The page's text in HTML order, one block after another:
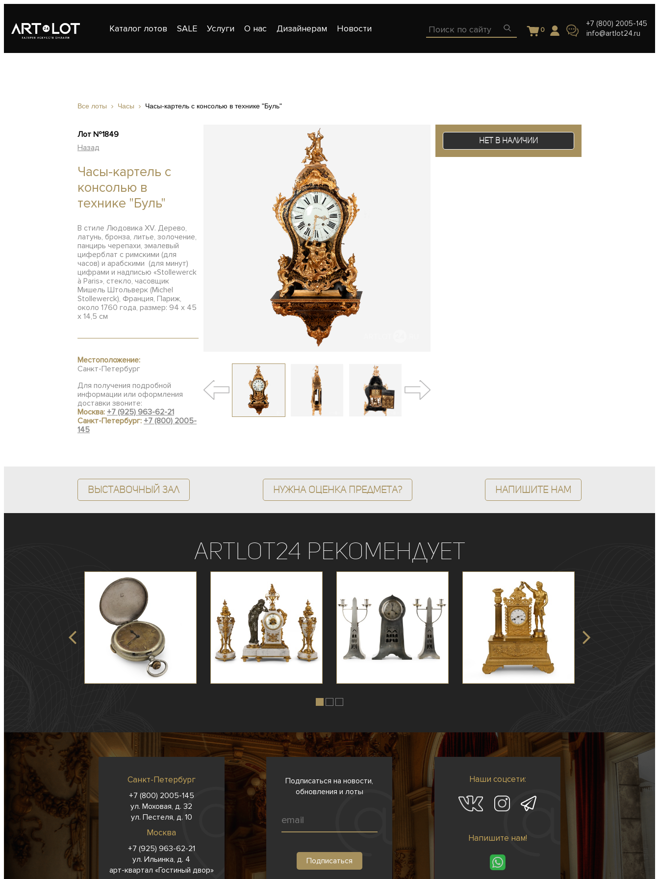
Каталог лотов SALE Услуги О нас Дизайнерам Новости 0
+7 (800) 2005-145
info@artlot24.ru
Все лоты Часы Часы-картель с консолью в технике "Буль"
Лот №1849
Назад
Часы-картель с
консолью в
технике "Буль"
В стиле Людовика XV. Дерево,
латунь, бронза, литье, золочение,
панцирь черепахи, эмалевый
циферблат с римскими (для
часов) и арабскими (для минут)
цифрами и надписью «Stollewerck
à Paris», стекло, часовщик
Мишель Штольверк (Michel
Stollewerck), Франция, Париж,
около 1760 года, размер: 94 х 45
х 14,5 см
Местоположение:
Санкт-Петербург
Для получения подробной
информации или оформления
доставки звоните:
Москва: +7 (925) 963-62-21
Санкт-Петербург: +7 (800) 2005-
145
Нет в наличии
Выставочный зал Нужна оценка предмета? Напишите нам
ArtLot24 рекомендует
Санкт-Петербург
+7 (800) 2005-145
ул. Моховая, д. 32
ул. Пестеля, д. 10
Москва
+7 (925) 963-62-21
ул. Ильинка, д. 4
арт-квартал «Гостиный двор»
Подписаться на новости,
обновления и лоты
Наши соцсети:
Напишите нам!